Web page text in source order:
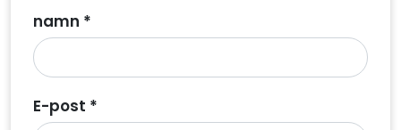
namn *
E-post *